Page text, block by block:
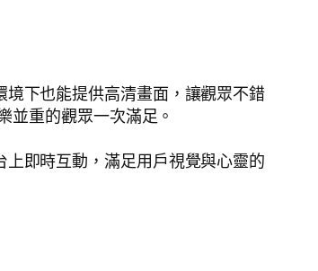
下也能提供高清畫面，讓觀眾不錯
並重的觀眾一次滿足。
即時互動，滿足用戶視覺與心靈的